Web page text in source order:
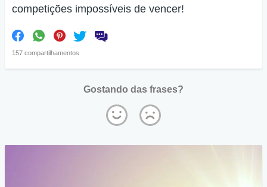
competições impossíveis de vencer!
157 compartilhamentos
Gostando das frases?